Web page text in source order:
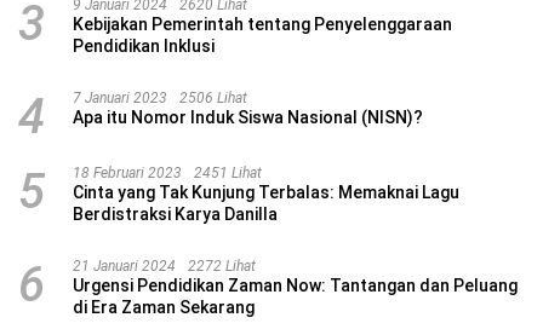
3 9 Januari 2024 2620 Lihat
Kebijakan Pemerintah tentang Penyelenggaraan
Pendidikan Inklusi
4 7 Januari 2023 2506 Lihat
Apa itu Nomor Induk Siswa Nasional (NISN)?
5 18 Februari 2023 2451 Lihat
Cinta yang Tak Kunjung Terbalas: Memaknai Lagu
Berdistraksi Karya Danilla
6 21 Januari 2024 2272 Lihat
Urgensi Pendidikan Zaman Now: Tantangan dan Peluang
di Era Zaman Sekarang